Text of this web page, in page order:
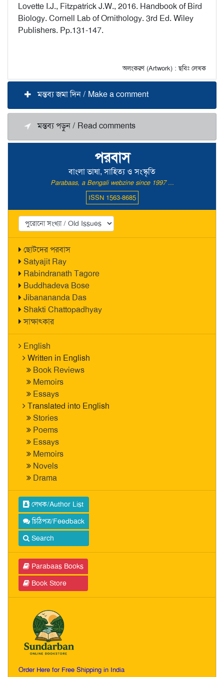
পরবাস
বাংলা ভাষা, সাহিত্য ও সংস্কৃতি
Parabaas, a Bengali webzine since 1997 ...
ISSN 1563-8685
ছোটদের পরবাস
Satyajit Ray
Rabindranath Tagore
Buddhadeva Bose
Jibanananda Das
Shakti Chattopadhyay
সাক্ষাৎকার
English
Written in English
Book Reviews
Memoirs
Essays
Translated into English
Stories
Poems
Essays
Memoirs
Novels
Drama
লেখক/Author List
চিঠিপত্র/Feedback
Search
Parabaas Books
Book Store
Order Here for Free Shipping in India
Lovette I.J., Fitzpatrick J.W., 2016. Handbook of Bird
Biology. Cornell Lab of Ornithology. 3rd Ed. Wiley
Publishers. Pp.131-147.
অলংকরণ (Artwork) : ছবিঃ লেখক
মন্তব্য জমা দিন / Make a comment
মন্তব্য পড়ুন / Read comments